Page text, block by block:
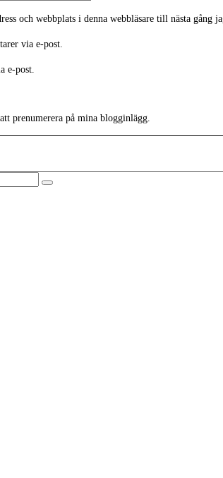
och webbplats i denna webbläsare till nästa gång
via e-post.
e-post.
prenumerera på mina blogginlägg.